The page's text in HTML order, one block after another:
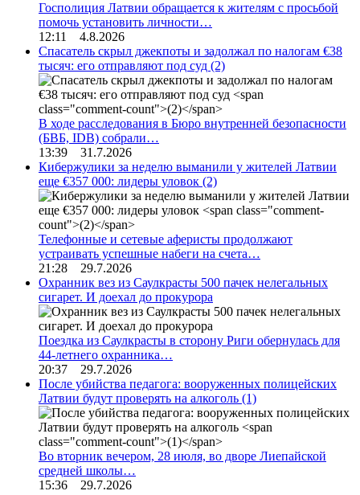
Госполиция Латвии обращается к жителям с просьбой
помочь установить личности…
12:11 4.8.2026
Спасатель скрыл джекпоты и задолжал по налогам €38
тысяч: его отправляют под суд (2)
В ходе расследования в Бюро внутренней безопасности
(БВБ, IDB) собрали…
13:39 31.7.2026
Кибержулики за неделю выманили у жителей Латвии
еще €357 000: лидеры уловок (2)
Телефонные и сетевые аферисты продолжают
устраивать успешные набеги на счета…
21:28 29.7.2026
Охранник вез из Саулкрасты 500 пачек нелегальных
сигарет. И доехал до прокурора
Поездка из Саулкрасты в сторону Риги обернулась для
44-летнего охранника…
20:37 29.7.2026
После убийства педагога: вооруженных полицейских
Латвии будут проверять на алкоголь (1)
Во вторник вечером, 28 июля, во дворе Лиепайской
средней школы…
15:36 29.7.2026